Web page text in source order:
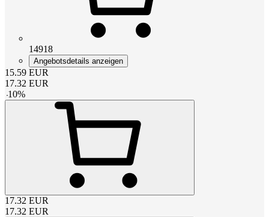
14918
Angebotsdetails anzeigen
15.59 EUR
17.32 EUR
-10%
17.32 EUR
17.32 EUR